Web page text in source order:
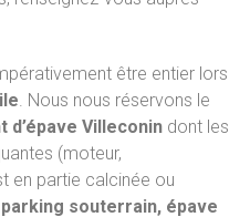
être entier lors
. Nous nous réservons le
d’épave Villeconin dont les
(moteur,
en partie calcinée ou
souterrain, épave